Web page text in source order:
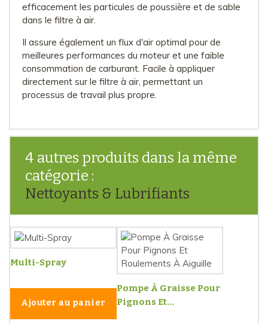
efficacement les particules de poussière et de sable
dans le filtre à air.
Il assure également un flux d'air optimal pour de
meilleures performances du moteur et une faible
consommation de carburant. Facile à appliquer
directement sur le filtre à air, permettant un
processus de travail plus propre.
4 autres produits dans la même
catégorie :
Nettoyants & Lubrifiants
Multi-Spray
Ajouter au panier
Pompe À Graisse Pour
Pignons Et...